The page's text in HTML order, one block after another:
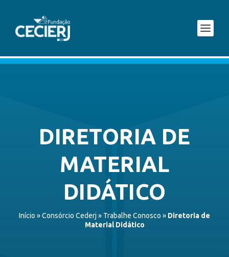
DIRETORIA DE
MATERIAL
DIDÁTICO
Início »Consórcio Cederj » Trabalhe Conosco » Diretoria de
Material Didático